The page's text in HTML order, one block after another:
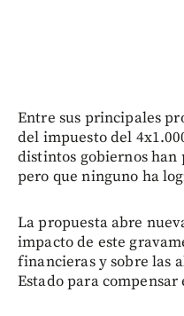
Entre sus principales
del impuesto del
distintos gobiernos han
pero que ninguno ha
La propuesta abre
impacto de este
financieras y sobre las
Estado para